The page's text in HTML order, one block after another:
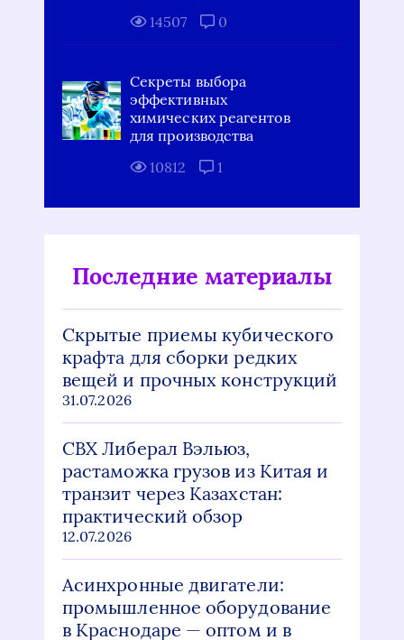
14507
0
Секреты выбора
эффективных
химических реагентов
для производства
10812
1
Последние материалы
Скрытые приемы кубического
крафта для сборки редких
вещей и прочных конструкций
31.07.2026
СВХ Либерал Вэльюз,
растаможка грузов из Китая и
транзит через Казахстан:
практический обзор
12.07.2026
Асинхронные двигатели:
промышленное оборудование
в Краснодаре — оптом и в